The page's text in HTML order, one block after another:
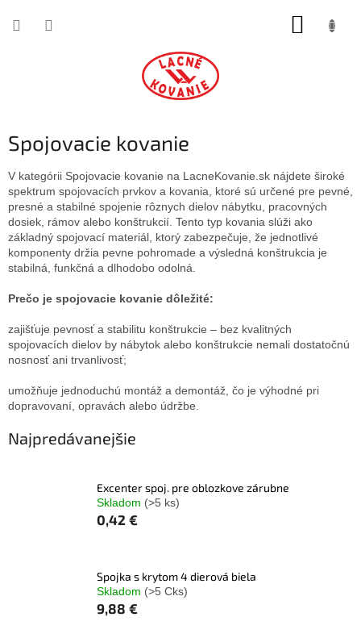
Spojovacie kovanie
V kategórii Spojovacie kovanie na LacneKovanie.sk nájdete široké
spektrum spojovacích prvkov a kovania, ktoré sú určené pre pevné,
presné a stabilné spojenie rôznych dielov nábytku, pracovných
dosiek, rámov alebo konštrukcií. Tento typ kovania slúži ako
základný spojovací materiál, ktorý zabezpečuje, že jednotlivé
komponenty držia pevne pohromade a výsledná konštrukcia je
stabilná, funkčná a dlhodobo odolná.
Prečo je spojovacie kovanie dôležité:
zajišťuje pevnosť a stabilitu konštrukcie – bez kvalitných
spojovacích dielov by nábytok alebo konštrukcie nemali dostatočnú
nosnosť ani trvanlivosť;
umožňuje jednoduchú montáž a demontáž, čo je výhodné pri
dopravovaní, opravách alebo údržbe.
Najpredávanejšie
Excenter spoj. pre oblozkove zárubne
Skladom (>5 ks)
0,42 €
Spojka s krytom 4 dierová biela
Skladom (>5 Cks)
9,88 €